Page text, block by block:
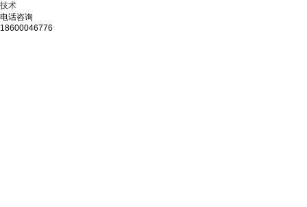
技术
电话咨询
18600046776